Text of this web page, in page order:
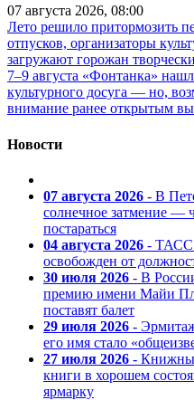
07 августа 2026, 08:00
Лето решило притормозить
отпусков, организаторы
загружают горожан
7–9 августа «Фонтанка»
культурного досуга — но,
внимание ранее открытым
Новости
07 августа 2026 - В
солнечное затмение —
постараться
04 августа 2026 - ТАСС:
освобожден от
30 июля 2026 - В
премию имени Майи
поставят балет
29 июля 2026 -
его имя стало
27 июля 2026 -
книги в хорошем
ярмарку